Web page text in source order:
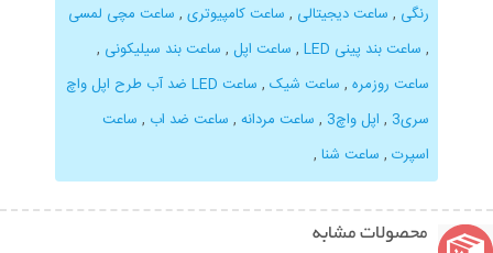
رنگی , ساعت دیجیتالی , ساعت کامپیوتری , ساعت مچی لمسی
, ساعت بند پینی LED , ساعت اپل , ساعت بند سیلیکونی ,
ساعت روزمره , ساعت شیک ,
ساعت LED ضد آب طرح اپل واچ
سری3 , اپل واچ3 , ساعت مردانه , ساعت ضد اب , ساعت
اسپرت , ساعت شنا ,
محصولات مشابه